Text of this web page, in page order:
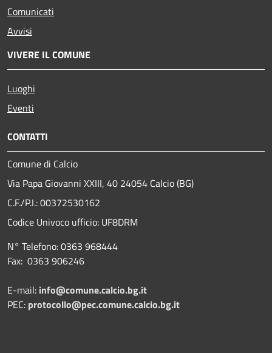
Comunicati
Avvisi
VIVERE IL COMUNE
Luoghi
Eventi
CONTATTI
Comune di Calcio
Via Papa Giovanni XXIII, 40 24054 Calcio (BG)
C.F./P.I.: 00372530162
Codice Univoco ufficio: UF8DRM
N° Telefono: 0363 968444
Fax: 0363 906246
E-mail: info@comune.calcio.bg.it
PEC: protocollo@pec.comune.calcio.bg.it